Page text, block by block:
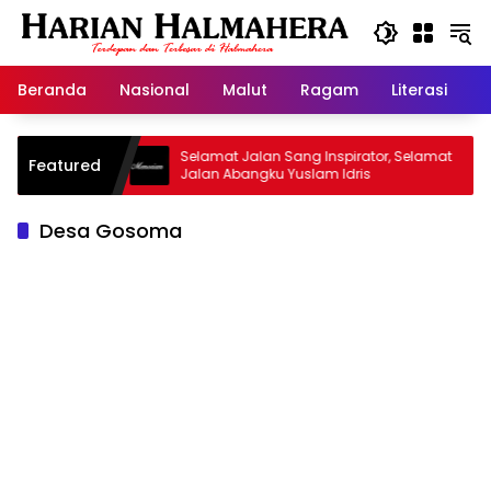
Langsung
Beranda
Nasional Malut Ragam Literasi
Featured
Selamat Jalan Sang Inspirator, Selamat
Jalan Abangku Yuslam Idris
Desa Gosoma